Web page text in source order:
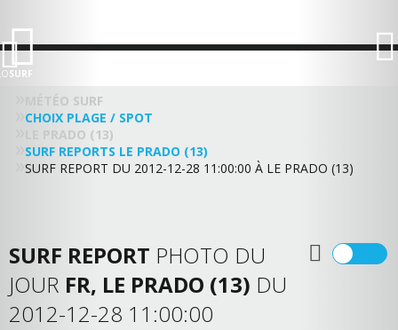
SURF
MÉTÉO SURF
CHOIX PLAGE / SPOT
LE PRADO (13)
SURF REPORTS LE PRADO (13)
SURF REPORT DU 2012-12-28 11:00:00 À LE PRADO (13)
SURF REPORT PHOTO DU
JOUR FR, LE PRADO (13) DU
2012-12-28 11:00:00